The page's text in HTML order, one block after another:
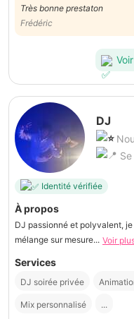
Très bonne prestaton
Frédéric
DJ
Identité vérifiée
À propos
DJ passionné et polyvalent,
mélange sur mesure... Voir
Services
DJ soirée privée
Mix personnalisé ...